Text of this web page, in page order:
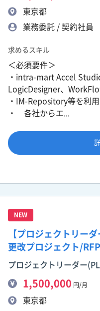
東京都
業務委託 / 契約社員
求めるスキル
＜必須要件＞
・intra-mart Accel
LogicDesigner、
・IM-Repository等を利
・ 各社からエ...
NEW
【プロジェクトリー
更改プロジェクト/
プロジェクトリーダー
1,500,000 円/月
東京都